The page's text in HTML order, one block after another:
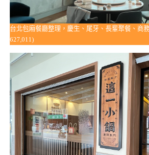
台北包廂餐廳整理，慶生、尾牙、長輩聚餐、商
627,011)